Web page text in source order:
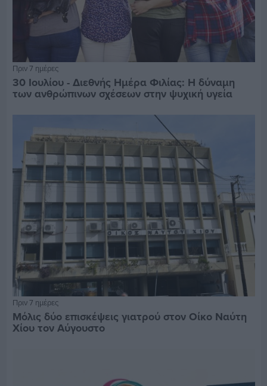
Πριν 7 ημέρες
30 Ιουλίου - Διεθνής Ημέρα Φιλίας: Η δύναμη
των ανθρώπινων σχέσεων στην ψυχική υγεία
Πριν 7 ημέρες
Μόλις δύο επισκέψεις γιατρού στον Οίκο Ναύτη
Χίου τον Αύγουστο